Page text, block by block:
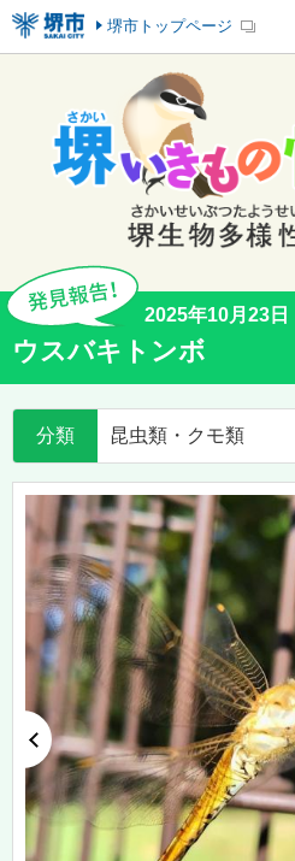
堺市トップページ
2025年10月23日
ウスバキトンボ
分類 昆虫類・クモ類